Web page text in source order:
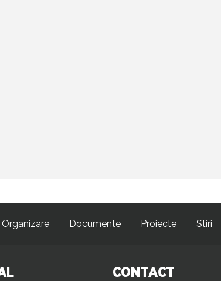
Organizare Documente Proiecte Stiri
CONTACT